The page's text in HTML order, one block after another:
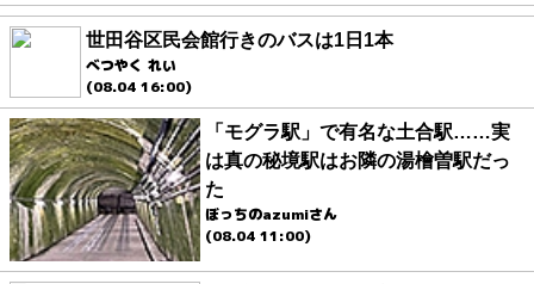
世田谷区民会館行きのバスは1日1本
べつやく れい
(08.04 16:00)
「モグラ駅」で有名な土合駅……実
は真の秘境駅はお隣の湯檜曽駅だっ
た
ぼっちのazumiさん
(08.04 11:00)